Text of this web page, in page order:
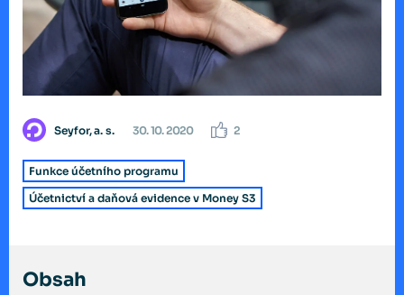
Seyfor, a. s. 30. 10. 2020 2
Funkce účetního programu
Účetnictví a daňová evidence v Money S3
Obsah